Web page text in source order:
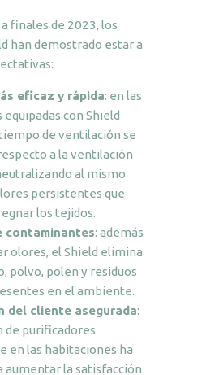
finales de 2023, los
han demostrado estar a
eficaz y rápida: en las
con Shield
de ventilación se
a la ventilación
al mismo
persistentes que
los tejidos.
contaminantes: además
olores, el Shield elimina
polvo, polen y residuos
en el ambiente.
del cliente asegurada:
de purificadores
en las habitaciones ha
aumentar la satisfacción